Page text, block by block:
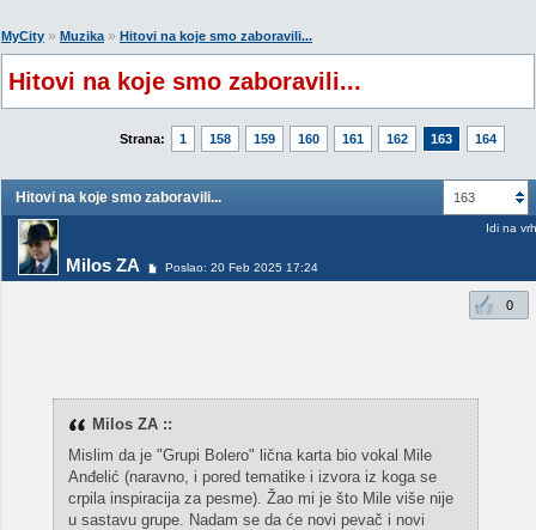
MyCity » Muzika» Hitovi na koje smo zaboravili...
Hitovi na koje smo zaboravili...
Strana: 1 158 159 160 161 162 163 164
163
Hitovi na koje smo zaboravili...
Milos ZA Poslao: 20 Feb 2025 17:24
Idi na vrh
0
Milos ZA ::
Mislim da je "Grupi Bolero" lična karta bio vokal Mile
Anđelić (naravno, i pored tematike i izvora iz koga se
crpila inspiracija za pesme). Žao mi je što Mile više nije
u sastavu grupe. Nadam se da će novi pevač i novi